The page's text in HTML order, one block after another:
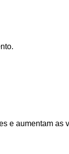
e aumentam as